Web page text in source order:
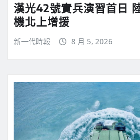
漢光42號實兵演習首日
機北上增援
新一代時報 8 月 5, 2026